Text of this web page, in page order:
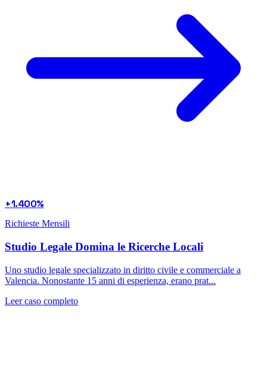
+1.400%
Richieste Mensili
Studio Legale Domina le Ricerche Locali
Uno studio legale specializzato in diritto civile e commerciale a
Valencia. Nonostante 15 anni di esperienza, erano prat...
Leer caso completo